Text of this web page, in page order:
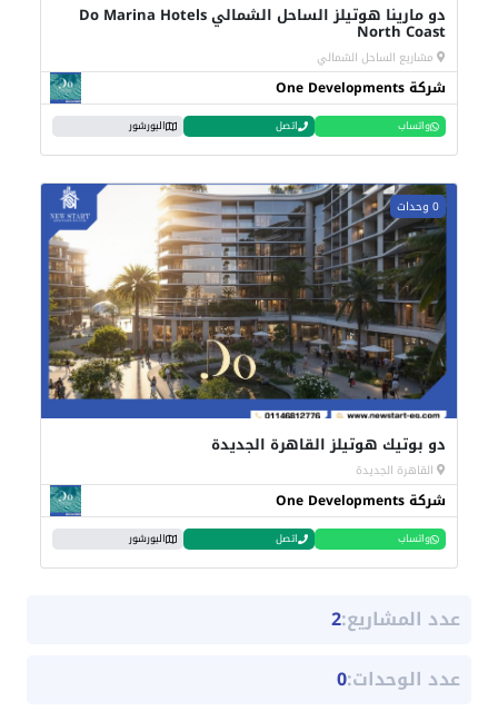
دو مارينا هوتيلز الساحل الشمالي Do Marina Hotels
North Coast
مشاريع الساحل الشمالي
شركة One Developments
واتساب اتصل البورشور
0 وحدات
دو بوتيك هوتيلز القاهرة الجديدة
القاهرة الجديدة
شركة One Developments
واتساب اتصل البورشور
عدد المشاريع:2
عدد الوحدات:0